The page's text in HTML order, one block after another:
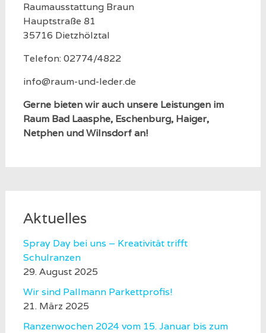
Raumausstattung Braun
Hauptstraße 81
35716 Dietzhölztal
Telefon: 02774/4822
info@raum-und-leder.de
Gerne bieten wir auch unsere Leistungen im
Raum Bad Laasphe, Eschenburg, Haiger,
Netphen und Wilnsdorf an!
Aktuelles
Spray Day bei uns – Kreativität trifft
Schulranzen
29. August 2025
Wir sind Pallmann Parkettprofis!
21. März 2025
Ranzenwochen 2024 vom 15. Januar bis zum